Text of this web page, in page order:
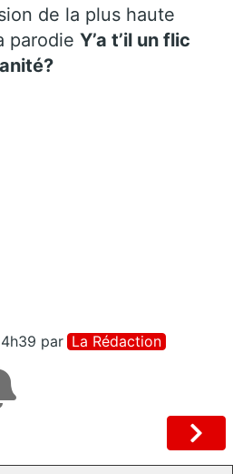
de la plus haute
parodie Y’a t’il un flic
par La Rédaction